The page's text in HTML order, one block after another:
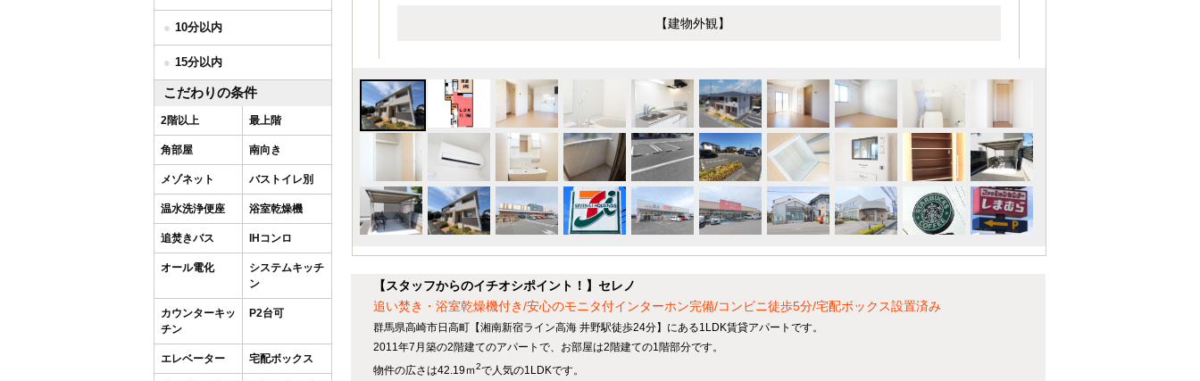
【建物外観】
【スタッフからのイチオシポイント！】セレノ
追い焚き・浴室乾燥機付き/安心のモニタ付インターホン完備/コンビニ徒歩5分/宅配ボックス設置済み
群馬県高崎市日高町【湘南新宿ライン高海 井野駅徒歩24分】にある1LDK賃貸アパートです。
2011年7月築の2階建てのアパートで、お部屋は2階建ての1階部分です。
物件の広さは42.19ｍ2で人気の1LDKです。
10分以内
15分以内
こだわりの条件
2階以上 最上階
角部屋 南向き
メゾネット バストイレ別
温水洗浄便座 浴室乾燥機
追焚きバス IHコンロ
オール電化
システムキッチ
ン
カウンターキッ
チン
P2台可
エレベーター 宅配ボックス